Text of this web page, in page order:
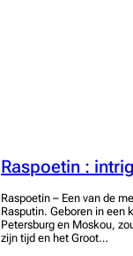
Raspoetin :
Raspoetin – Een van de
Rasputin. Geboren in een
Petersburg en Moskou,
zijn tijd en het Groot…